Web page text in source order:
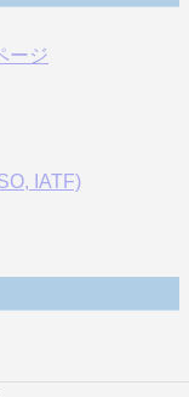
ージ
IATF)